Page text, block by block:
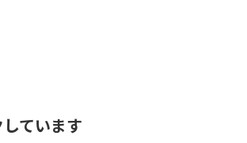
ています